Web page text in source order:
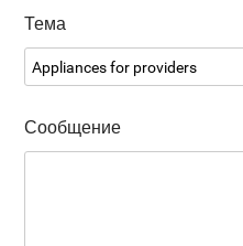
Тема
Сообщение